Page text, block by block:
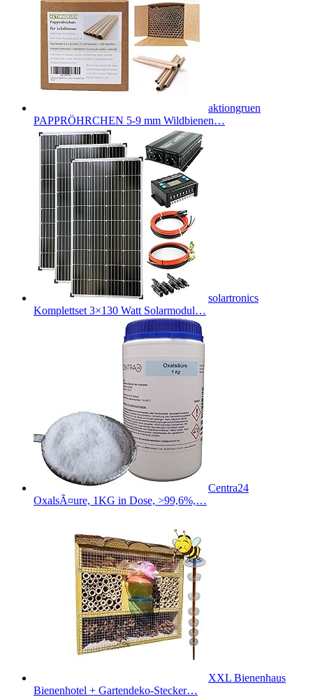
aktiongruen
PAPPRÖHRCHEN 5-9 mm Wildbienen…
solartronics
Komplettset 3×130 Watt Solarmodul…
Centra24
OxalsÃ¤ure, 1KG in Dose, >99,6%,…
XXL Bienenhaus
Bienenhotel + Gartendeko-Stecker…